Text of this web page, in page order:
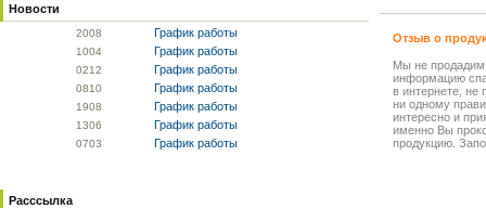
Новости
2008 График работы
1004 График работы
0212 График работы
0810 График работы
1908 График работы
1306 График работы
0703 График работы
Расссылка
Отзыв о
Мы не
информацию
в интернете, не
ни одному
интересно и
именно Вы
продукцию.